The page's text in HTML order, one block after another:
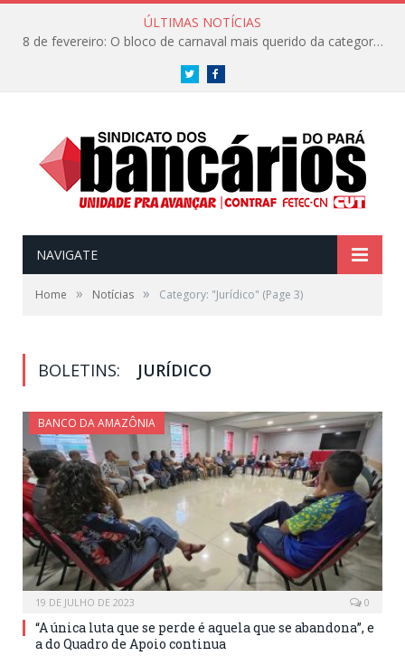
ÚLTIMAS NOTÍCIAS
8 de fevereiro: O bloco de carnaval mais querido da categoria já tem data. Vem pro CarnaBancários 2025!
Twitter
NAVIGATE
Home » Notícias » Category: "Jurídico" (Page 3)
BOLETINS: JURÍDICO
BANCO DA AMAZÔNIA
19 DE JULHO DE 2023 0
“A única luta que se perde é aquela que se abandona”, e
a do Quadro de Apoio continua